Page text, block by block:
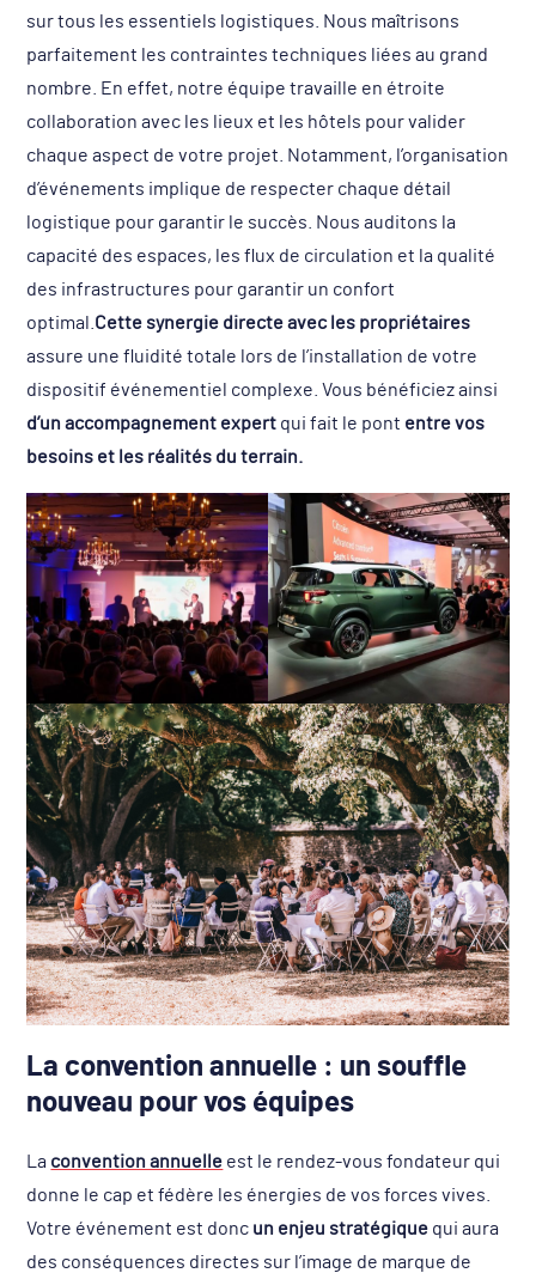
sur tous les essentiels logistiques. Nous maîtrisons
parfaitement les contraintes techniques liées au grand
nombre. En effet, notre équipe travaille en étroite
collaboration avec les lieux et les hôtels pour valider
chaque aspect de votre projet. Notamment, l’organisation
d’événements implique de respecter chaque détail
logistique pour garantir le succès. Nous auditons la
capacité des espaces, les flux de circulation et la qualité
des infrastructures pour garantir un confort
optimal. Cette synergie directe avec les propriétaires
assure une fluidité totale lors de l’installation de votre
dispositif événementiel complexe. Vous bénéficiez ainsi
d’un accompagnement expert qui fait le pont entre vos
besoins et les réalités du terrain.
La convention annuelle : un souffle
nouveau pour vos équipes
La convention annuelle est le rendez-vous fondateur qui
donne le cap et fédère les énergies de vos forces vives.
Votre événement est donc un enjeu stratégique qui aura
des conséquences directes sur l’image de marque de